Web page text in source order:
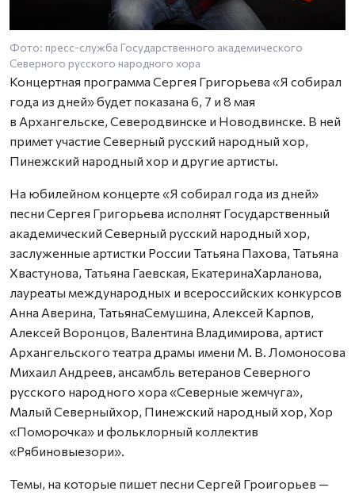
Фото: пресс-служба Государственного академического
Северного русского народного хора
Концертная программа Сергея Григорьева «Я собирал
года из дней» будет показана 6, 7 и 8 мая
в Архангельске, Северодвинске и Новодвинске. В ней
примет участие Северный русский народный хор,
Пинежский народный хор и другие артисты.
На юбилейном концерте «Я собирал года из дней»
песни Сергея Григорьева исполнят Государственный
академический Северный русский народный хор,
заслуженные артистки России Татьяна Пахова, Татьяна
Хвастунова, Татьяна Гаевская, ЕкатеринаХарланова,
лауреаты международных и всероссийских конкурсов
Анна Аверина, ТатьянаСемушина, Алексей Карпов,
Алексей Воронцов, Валентина Владимирова, артист
Архангельского театра драмы имени М. В. Ломоносова
Михаил Андреев, ансамбль ветеранов Северного
русского народного хора «Северные жемчуга»,
Малый Северныйхор, Пинежский народный хор, Хор
«Поморочка» и фольклорный коллектив
«Рябиновыезори».
Темы, на которые пишет песни Сергей Гроигорьев —